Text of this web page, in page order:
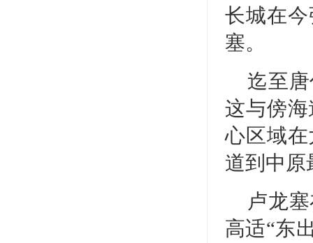
长城在
塞。
迄至
这与傍
心区域
道到中原
卢龙
高适“东